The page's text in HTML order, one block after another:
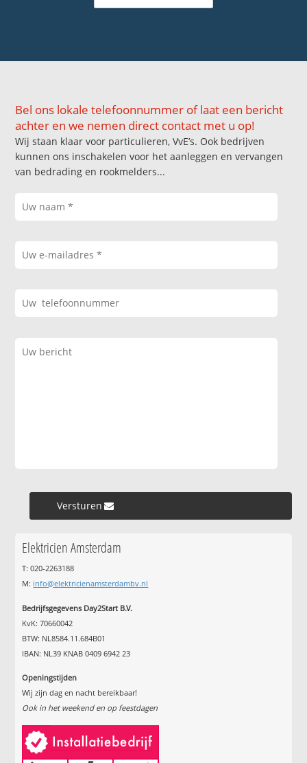
Bel ons lokale telefoonnummer of laat een bericht
achter en we nemen direct contact met u op!
Wij staan klaar voor particulieren, VvE’s. Ook bedrijven
kunnen ons inschakelen voor het aanleggen en vervangen
van bedrading en rookmelders...
Versturen »
Elektricien Amsterdam
T: 020-2263188
M: info@elektricienamsterdambv.nl
Bedrijfsgegevens Day2Start B.V.
KvK: 70660042
BTW: NL8584.11.684B01
IBAN: NL39 KNAB 0409 6942 23
Openingstijden
Wij zijn dag en nacht bereikbaar!
Ook in het weekend en op feestdagen